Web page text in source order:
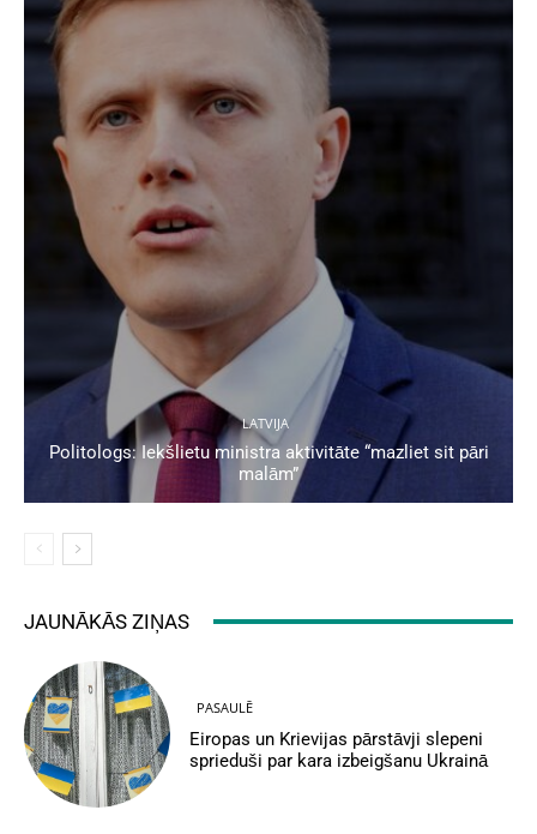
LATVIJA
Politologs: Iekšlietu ministra aktivitāte “mazliet sit pāri
malām”
JAUNĀKĀS ZIŅAS
PASAULĒ
Eiropas un Krievijas pārstāvji slepeni
sprieduši par kara izbeigšanu Ukrainā